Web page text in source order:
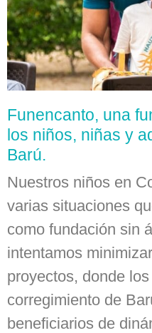
Funencanto, una
los niños, niñas y
Barú.
Nuestros niños en
varias situaciones
como fundación sin
intentamos
proyectos, donde
corregimiento de
beneficiarios de